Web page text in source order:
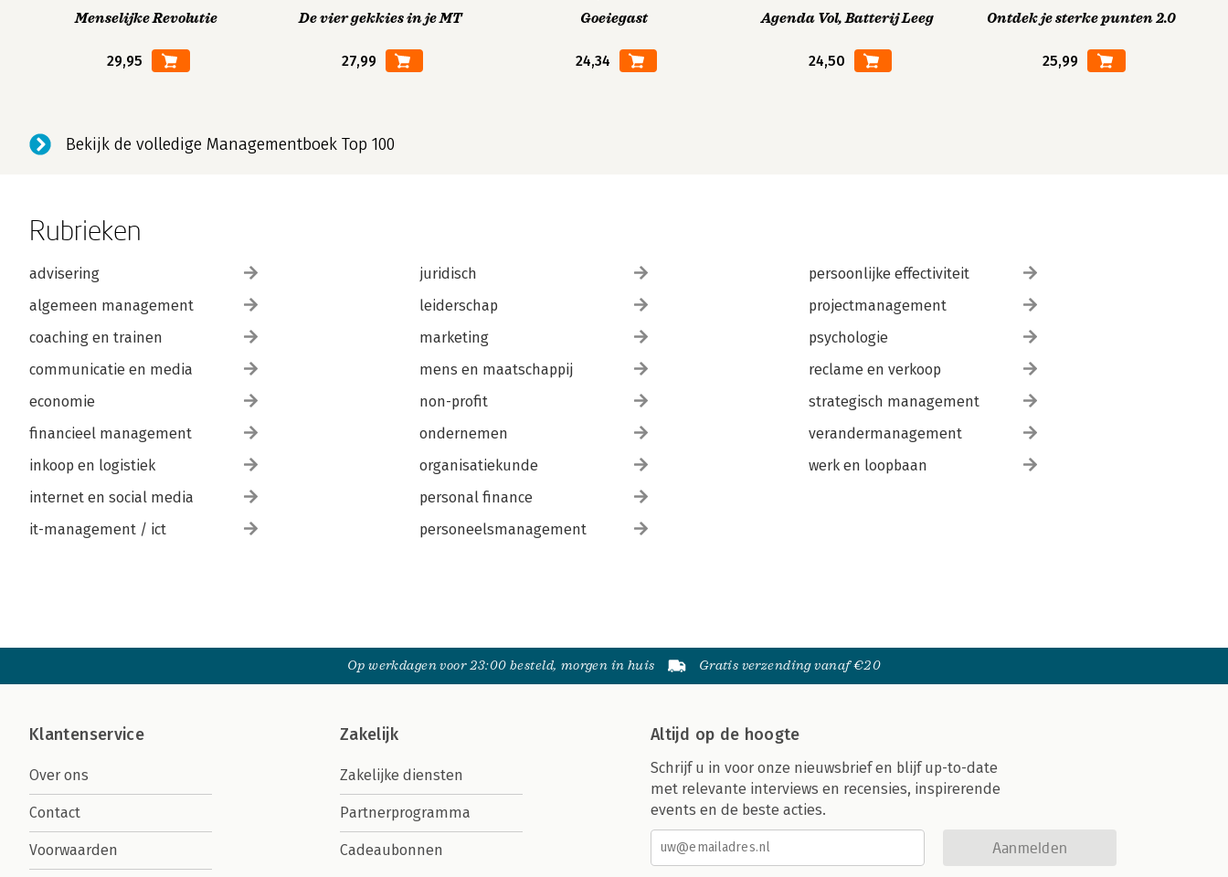
Menselijke Revolutie
29,95
De vier gekkies in je MT
27,99
Goeiegast
24,34
Agenda Vol, Batterij Leeg
24,50
Ontdek je sterke punten 2.0
25,99
Bekijk de volledige Managementboek Top 100
Rubrieken
advisering
algemeen management
coaching en trainen
communicatie en media
economie
financieel management
inkoop en logistiek
internet en social media
it-management / ict
juridisch
leiderschap
marketing
mens en maatschappij
non-profit
ondernemen
organisatiekunde
personal finance
personeelsmanagement
persoonlijke effectiviteit
projectmanagement
psychologie
reclame en verkoop
strategisch management
verandermanagement
werk en loopbaan
Op werkdagen voor 23:00 besteld, morgen in huis Gratis verzending vanaf €20
Klantenservice
Over ons
Contact
Voorwaarden
Zakelijk
Zakelijke diensten
Partnerprogramma
Cadeaubonnen
Altijd op de hoogte
Schrijf u in voor onze nieuwsbrief en blijf up-to-date
met relevante interviews en recensies, inspirerende
events en de beste acties.
Aanmelden